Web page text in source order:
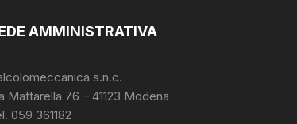
AMMINISTRATIVA
s.n.c.
Mattarella 76 – 41123 Modena
059 361182